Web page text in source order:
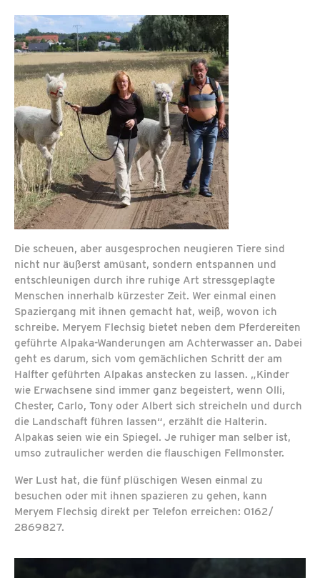
Die scheuen, aber ausgesprochen neugieren Tiere sind
nicht nur äußerst amüsant, sondern entspannen und
entschleunigen durch ihre ruhige Art stressgeplagte
Menschen innerhalb kürzester Zeit. Wer einmal einen
Spaziergang mit ihnen gemacht hat, weiß, wovon ich
schreibe. Meryem Flechsig bietet neben dem Pferdereiten
geführte Alpaka-Wanderungen am Achterwasser an. Dabei
geht es darum, sich vom gemächlichen Schritt der am
Halfter geführten Alpakas anstecken zu lassen. „Kinder
wie Erwachsene sind immer ganz begeistert, wenn Olli,
Chester, Carlo, Tony oder Albert sich streicheln und durch
die Landschaft führen lassen“, erzählt die Halterin.
Alpakas seien wie ein Spiegel. Je ruhiger man selber ist,
umso zutraulicher werden die flauschigen Fellmonster.
Wer Lust hat, die fünf plüschigen Wesen einmal zu
besuchen oder mit ihnen spazieren zu gehen, kann
Meryem Flechsig direkt per Telefon erreichen: 0162/
2869827.